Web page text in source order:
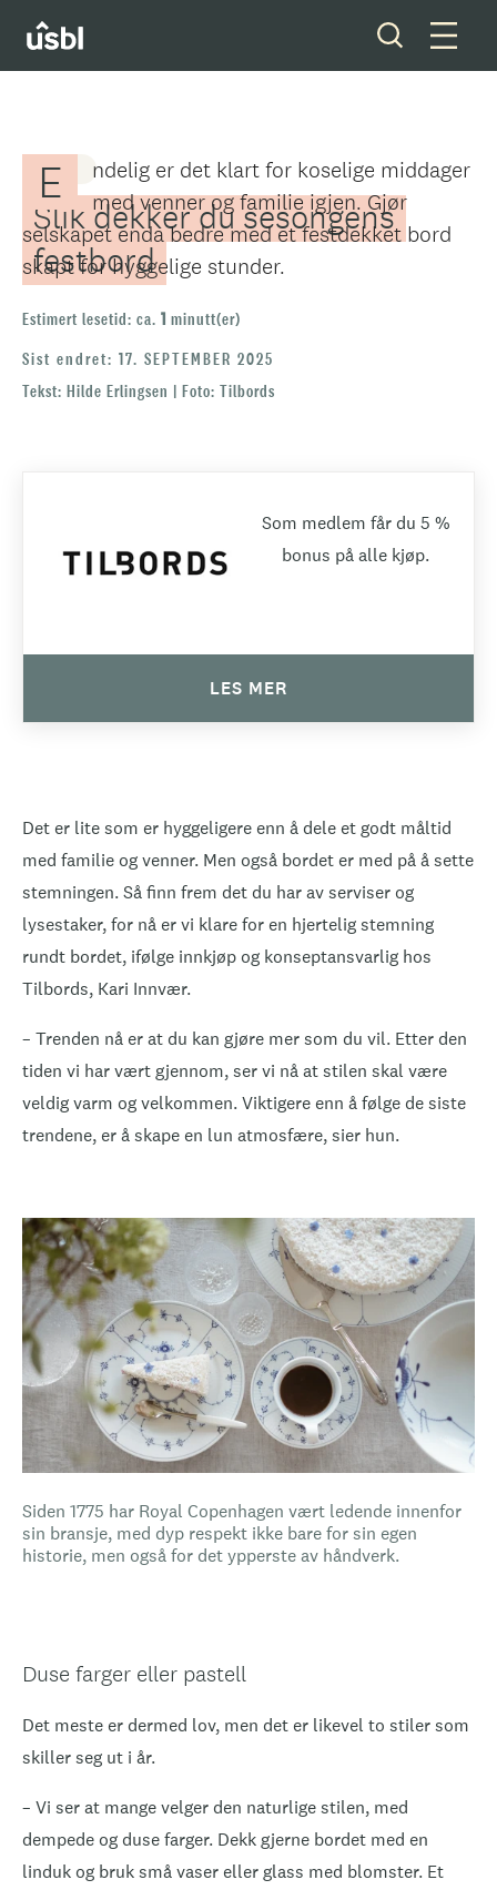
Våre tjenester
Boliger og tomter
Medlemskap
BOLIG
Slik dekker du sesongens
festbord
E
ndelig er det klart for koselige middager
med venner og familie igjen. Gjør
selskapet enda bedre med et festdekket bord
skapt for hyggelige stunder.
Estimert lesetid: ca. 1 minutt(er)
Sist endret: 17. SEPTEMBER 2025
Tekst: Hilde Erlingsen | Foto: Tilbords
Som medlem får du 5 %
bonus på alle kjøp.
LES MER
Det er lite som er hyggeligere enn å dele et godt måltid
med familie og venner. Men også bordet er med på å sette
stemningen. Så finn frem det du har av serviser og
lysestaker, for nå er vi klare for en hjertelig stemning
rundt bordet, ifølge innkjøp og konseptansvarlig hos
Tilbords, Kari Innvær.
– Trenden nå er at du kan gjøre mer som du vil. Etter den
tiden vi har vært gjennom, ser vi nå at stilen skal være
veldig varm og velkommen. Viktigere enn å følge de siste
trendene, er å skape en lun atmosfære, sier hun.
Siden 1775 har Royal Copenhagen vært ledende innenfor
sin bransje, med dyp respekt ikke bare for sin egen
historie, men også for det ypperste av håndverk.
Duse farger eller pastell
Det meste er dermed lov, men det er likevel to stiler som
skiller seg ut i år.
– Vi ser at mange velger den naturlige stilen, med
dempede og duse farger. Dekk gjerne bordet med en
linduk og bruk små vaser eller glass med blomster. Et